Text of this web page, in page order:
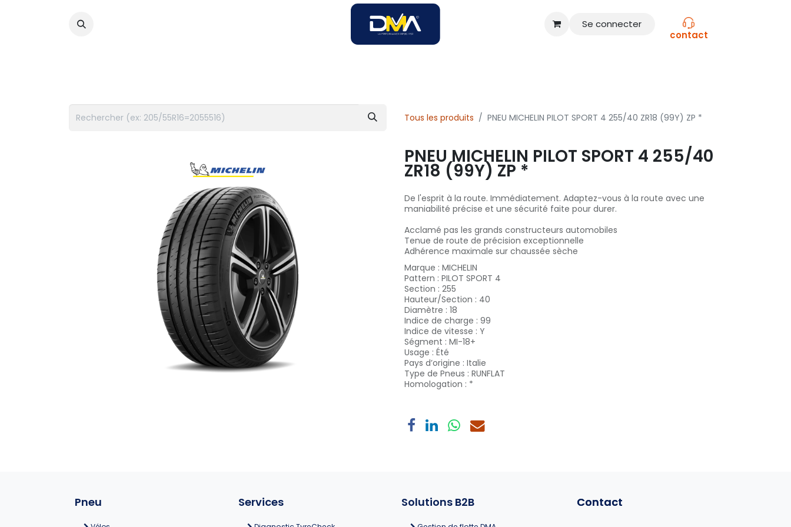
Se connecter
contact
Tous les produits PNEU MICHELIN PILOT SPORT 4 255/40 ZR18 (99Y) ZP *
PNEU MICHELIN PILOT SPORT 4 255/40
ZR18 (99Y) ZP *
De l'esprit à la route. Immédiatement. Adaptez-vous à la route avec une
maniabilité précise et une sécurité faite pour durer.
Acclamé pas les grands constructeurs automobiles
Tenue de route de précision exceptionnelle
Adhérence maximale sur chaussée sèche
Marque : MICHELIN
Pattern : PILOT SPORT 4
Section : 255
Hauteur/Section : 40
Diamètre : 18
Indice de charge : 99
Indice de vitesse : Y
Ségment : MI-18+
Usage : Été
Pays d’origine : Italie
Type de Pneus : RUNFLAT
Homologation : *
Services Solutions B2B Contact
Contact
Pneu